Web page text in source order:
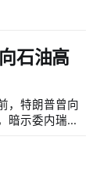
石油高
，特朗普曾向
暗示委内瑞拉
核心地位。